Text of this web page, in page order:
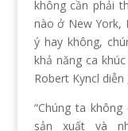
không cần phải
nào ở New York,
ý hay không,
khả năng ca
Robert Kyncl diễn
“Chúng ta
sản xuất và